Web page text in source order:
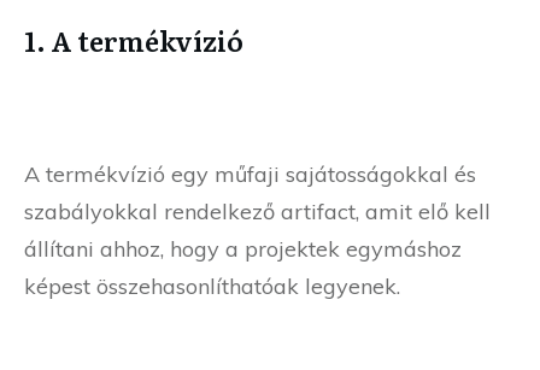
1. A termékvízió
A termékvízió egy műfaji sajátosságokkal és
szabályokkal rendelkező artifact, amit elő kell
állítani ahhoz, hogy a projektek egymáshoz
képest összehasonlíthatóak legyenek.